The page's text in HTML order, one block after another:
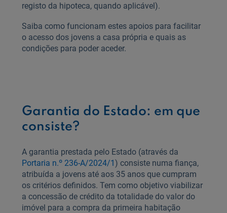
registo da hipoteca, quando aplicável).
Saiba como funcionam estes apoios para facilitar
o acesso dos jovens a casa própria e quais as
condições para poder aceder.
Garantia do Estado: em que
consiste?
A garantia prestada pelo Estado (através da
Portaria n.º 236-A/2024/1) consiste numa fiança,
atribuída a jovens até aos 35 anos que cumpram
os critérios definidos. Tem como objetivo viabilizar
a concessão de crédito da totalidade do valor do
imóvel para a compra da primeira habitação